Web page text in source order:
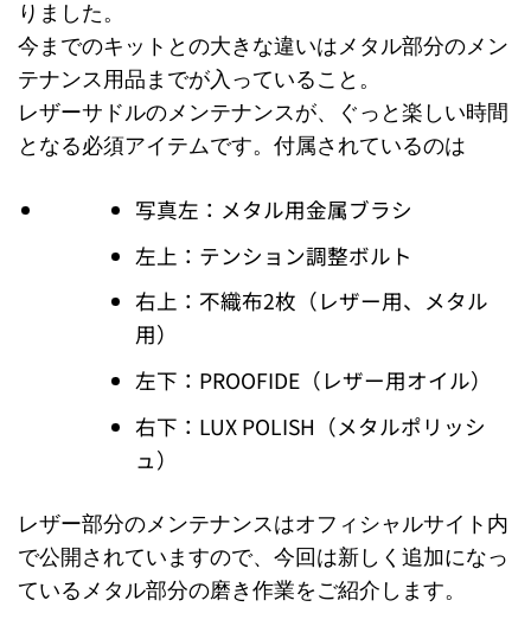
りました。
今までのキットとの大きな違いはメタル部分のメン
テナンス用品までが入っていること。
レザーサドルのメンテナンスが、ぐっと楽しい時間
となる必須アイテムです。付属されているのは
写真左：メタル用金属ブラシ
左上：テンション調整ボルト
右上：不織布2枚（レザー用、メタル
用）
左下：PROOFIDE（レザー用オイル）
右下：LUX POLISH（メタルポリッシ
ュ）
レザー部分のメンテナンスはオフィシャルサイト 内
で公開されていますので、今回は新しく追加になっ
ているメタル部分の磨き作業をご紹介します。